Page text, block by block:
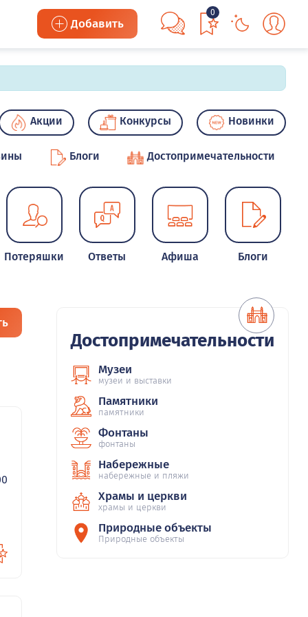
Добавить
0
Акции Конкурсы Новинки
Блоги Достопримечательности
Потеряшки Ответы Афиша Блоги
Достопримечательности
Музеи
музеи и выставки
Памятники
памятники
Фонтаны
фонтаны
Набережные
набережные и пляжи
Храмы и церкви
храмы и церкви
Природные объекты
Природные объекты